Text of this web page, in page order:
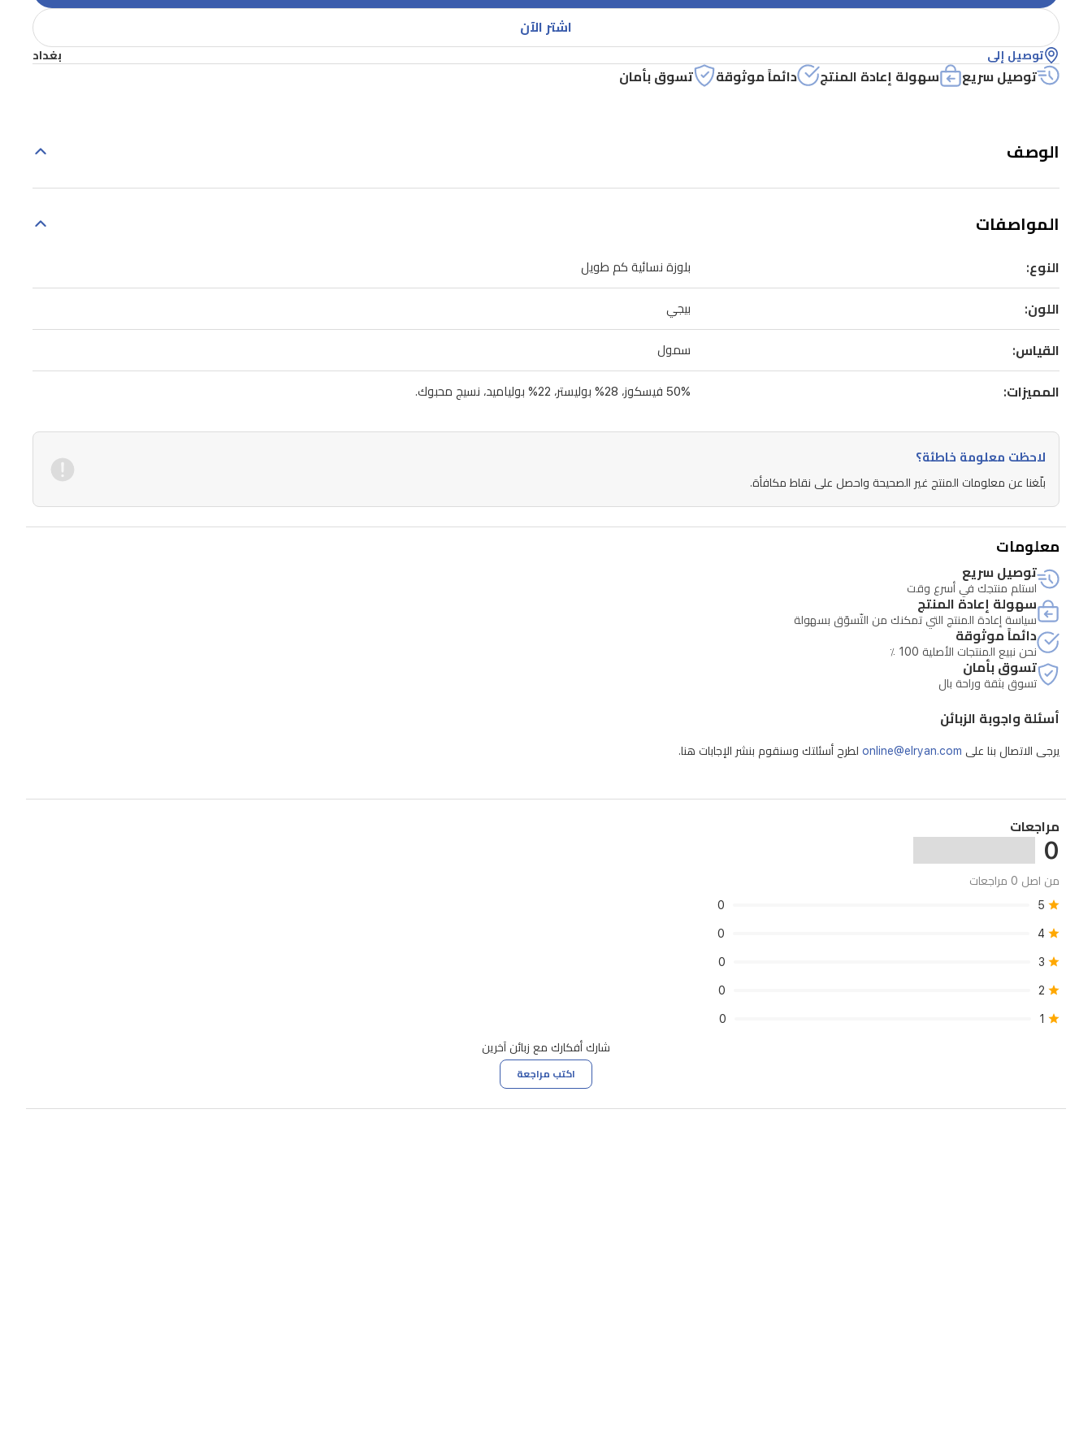
اشتر الآن
توصيل إلى بغداد
توصيل سريع سهولة إعادة المنتج دائماً موثوقة تسوق بأمان
الوصف
المواصفات
النوع: بلوزة نسائية كم طويل
اللون: بيجي
القياس: سمول
المميزات: 50% فيسكوز، 28% بوليستر، 22% بولياميد، نسيج محبوك.
لاحظت معلومة خاطئة؟
بلّغنا عن معلومات المنتج غير الصحيحة واحصل على نقاط مكافأة.
معلومات
توصيل سريع
استلم منتجك في أسرع وقت
سهولة إعادة المنتج
سياسة إعادة المنتج التي تمكنك من التّسوّق بسهولة
دائماً موثوقة
نحن نبيع المنتجات الأصلية 100 ٪
تسوق بأمان
تسوق بثقة وراحة بال
أسئلة واجوبة الزبائن
يرجى الاتصال بنا على online@elryan.com لطرح أسئلتك وسنقوم بنشر الإجابات هنا.
مراجعات
0
من اصل 0 مراجعات
5
0
4
0
3
0
2
0
1
0
شارك أفكارك مع زبائن آخرين
اكتب مراجعة